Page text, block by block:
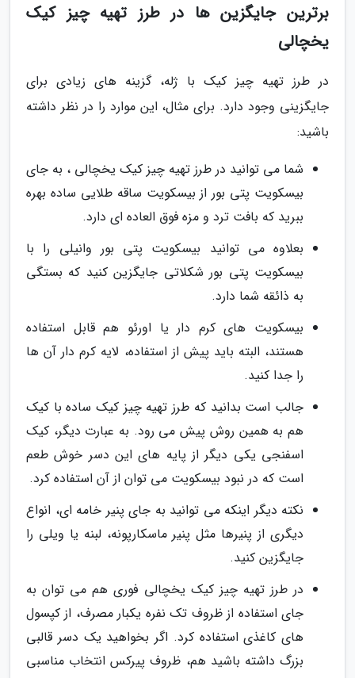
برترین جایگزین ها در طرز تهیه چیز کیک
یخچالی
در طرز تهیه چیز کیک با ژله، گزینه های زیادی برای
جایگزینی وجود دارد. برای مثال، این موارد را در نظر داشته
باشید:
شما می توانید در طرز تهیه چیز کیک یخچالی ، به جای
بیسکویت پتی بور از بیسکویت ساقه طلایی ساده بهره
ببرید که بافت ترد و مزه فوق العاده ای دارد.
بعلاوه می توانید بیسکویت پتی بور وانیلی را با
بیسکویت پتی بور شکلاتی جایگزین کنید که بستگی
به ذائقه شما دارد.
بیسکویت های کرم دار یا اورئو هم قابل استفاده
هستند، البته باید پیش از استفاده، لایه کرم دار آن ها
را جدا کنید.
جالب است بدانید که طرز تهیه چیز کیک ساده با کیک
هم به همین روش پیش می رود. به عبارت دیگر، کیک
اسفنجی یکی دیگر از پایه های این دسر خوش طعم
است که در نبود بیسکویت می توان از آن استفاده کرد.
نکته دیگر اینکه می توانید به جای پنیر خامه ای، انواع
دیگری از پنیرها مثل پنیر ماسکارپونه، لبنه یا ویلی را
جایگزین کنید.
در طرز تهیه چیز کیک یخچالی فوری هم می توان به
جای استفاده از ظروف تک نفره یکبار مصرف، از کپسول
های کاغذی استفاده کرد. اگر بخواهید یک دسر قالبی
بزرگ داشته باشید هم، ظروف پیرکس انتخاب مناسبی